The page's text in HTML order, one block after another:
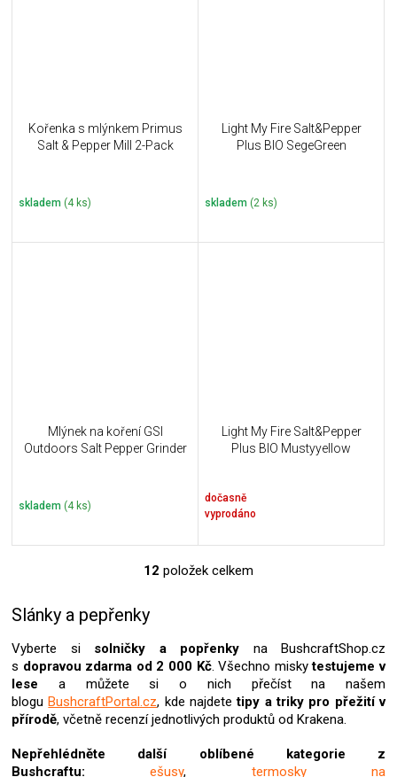
Kořenka s mlýnkem Primus
Salt & Pepper Mill 2-Pack
skladem (4 ks)
Light My Fire Salt&Pepper
Plus BIO SegeGreen
skladem (2 ks)
Mlýnek na koření GSI
Outdoors Salt Pepper Grinder
skladem (4 ks)
Light My Fire Salt&Pepper
Plus BIO Mustyyellow
dočasně
vyprodáno
O
d
a
í
p
r
k
12 položek celkem
Slánky a pepřenky
Vyberte si solničky a popřenky na BushcraftShop.cz
s dopravou zdarma od 2 000 Kč. Všechno miskytestujeme v
lese
a můžete si o nich přečíst na našem
blogu BushcraftPortal.cz, kde najdete tipy a triky pro přežití v
přírodě, včetně recenzí jednotlivých produktů od Krakena.
Nepřehlédněte další oblíbené kategorie z
Bushcraftu:
ešusy, termosky na